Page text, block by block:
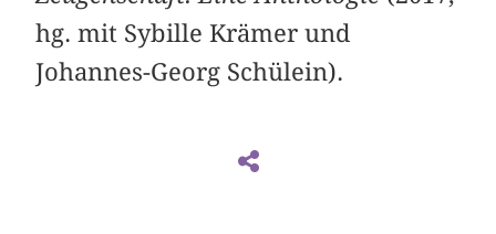
hg. mit Sybille Krämer und
Johannes-Georg Schülein).